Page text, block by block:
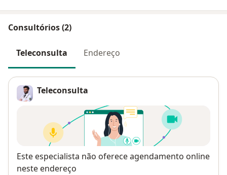
Consultórios (2)
Teleconsulta Endereço
Teleconsulta
Disponibilidade
Este especialista não oferece agendamento online
neste endereço